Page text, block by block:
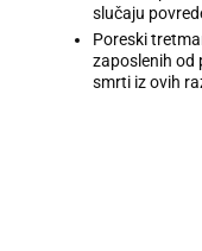
slučaju
Poreski
zaposlenih od
smrti iz ovih